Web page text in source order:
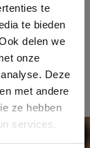
te
te bieden
delen we
onze
Deze
met andere
ze hebben
services.
elastaan.